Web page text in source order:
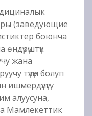
(заведующие
боюнча
жана
түзүм болуп
алуусуна,
Мамлекеттик